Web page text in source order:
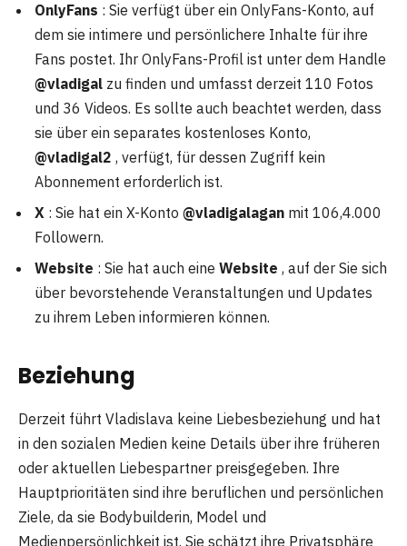
OnlyFans : Sie verfügt über ein OnlyFans-Konto, auf
dem sie intimere und persönlichere Inhalte für ihre
Fans postet. Ihr OnlyFans-Profil ist unter dem Handle
@vladigal zu finden und umfasst derzeit 110 Fotos
und 36 Videos. Es sollte auch beachtet werden, dass
sie über ein separates kostenloses Konto,
@vladigal2 , verfügt, für dessen Zugriff kein
Abonnement erforderlich ist.
X : Sie hat ein X-Konto @vladigalagan mit 106,4.000
Followern.
Website : Sie hat auch eine Website , auf der Sie sich
über bevorstehende Veranstaltungen und Updates
zu ihrem Leben informieren können.
Beziehung
Derzeit führt Vladislava keine Liebesbeziehung und hat
in den sozialen Medien keine Details über ihre früheren
oder aktuellen Liebespartner preisgegeben. Ihre
Hauptprioritäten sind ihre beruflichen und persönlichen
Ziele, da sie Bodybuilderin, Model und
Medienpersönlichkeit ist. Sie schätzt ihre Privatsphäre